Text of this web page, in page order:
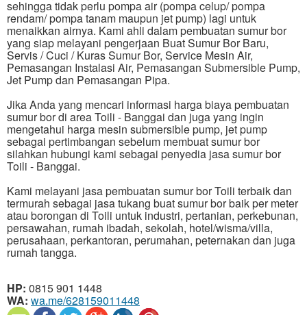
sehingga tidak perlu pompa air (pompa celup/ pompa
rendam/ pompa tanam maupun jet pump) lagi untuk
menaikkan airnya. Kami ahli dalam pembuatan sumur bor
yang siap melayani pengerjaan Buat Sumur Bor Baru,
Servis / Cuci / Kuras Sumur Bor, Service Mesin Air,
Pemasangan Instalasi Air, Pemasangan Submersible Pump,
Jet Pump dan Pemasangan Pipa.
Jika Anda yang mencari informasi harga biaya pembuatan
sumur bor di area Toili - Banggai dan juga yang ingin
mengetahui harga mesin submersible pump, jet pump
sebagai pertimbangan sebelum membuat sumur bor
silahkan hubungi kami sebagai penyedia jasa sumur bor
Toili - Banggai.
Kami melayani jasa pembuatan sumur bor Toili terbaik dan
termurah sebagai jasa tukang buat sumur bor baik per meter
atau borongan di Toili untuk industri, pertanian, perkebunan,
persawahan, rumah ibadah, sekolah, hotel/wisma/villa,
perusahaan, perkantoran, perumahan, peternakan dan juga
rumah tangga.
HP: 0815 901 1448
WA: wa.me/628159011448